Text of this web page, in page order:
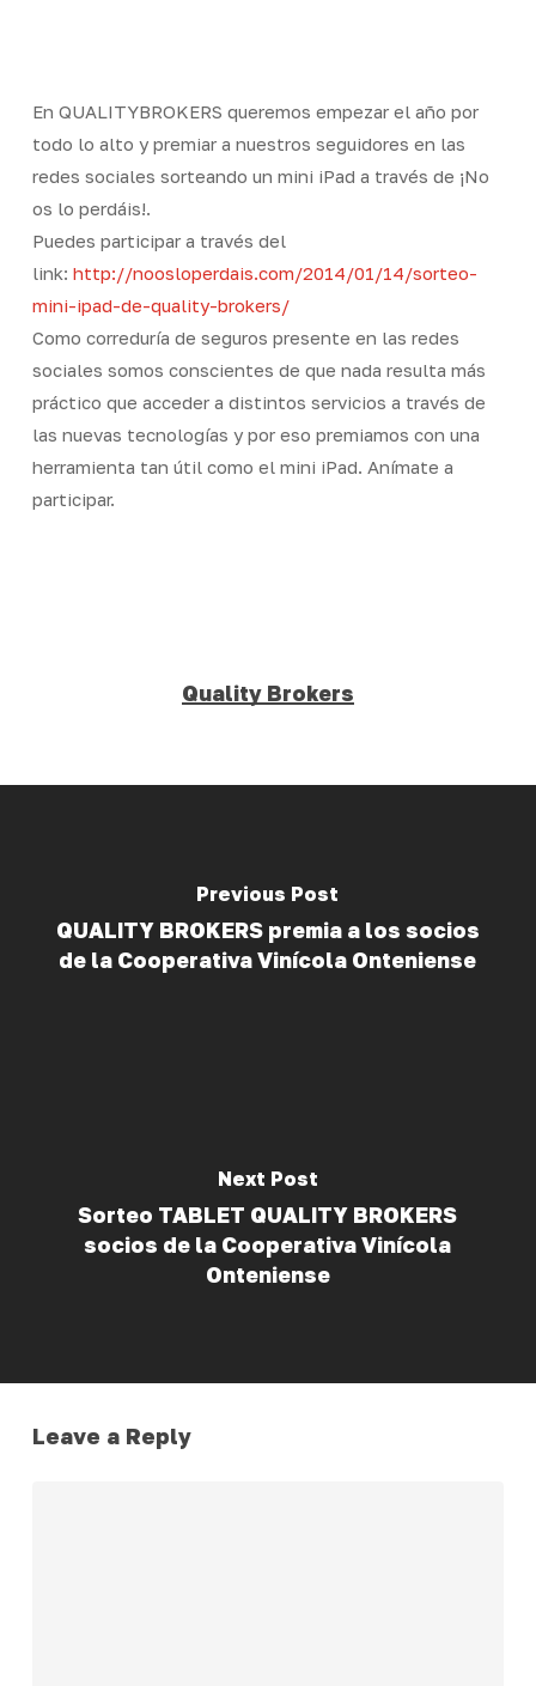
contentEn QUALITYBROKERS queremos empezar el año por
todo lo alto y premiar a nuestros seguidores en las
redes sociales sorteando un mini iPad a través de ¡No
os lo perdáis!.
Puedes participar a través del
link: http://noosloperdais.com/2014/01/14/sorteo-
mini-ipad-de-quality-brokers/
Como correduría de seguros presente en las redes
sociales somos conscientes de que nada resulta más
práctico que acceder a distintos servicios a través de
las nuevas tecnologías y por eso premiamos con una
herramienta tan útil como el mini iPad. Anímate a
participar.
Quality Brokers
Previous Post
QUALITY BROKERS premia a los socios
de la Cooperativa Vinícola Onteniense
Next Post
Sorteo TABLET QUALITY BROKERS
socios de la Cooperativa Vinícola
Onteniense
Leave a Reply
Menu